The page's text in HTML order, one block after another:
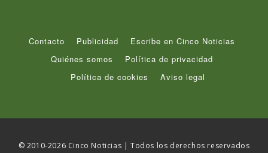
Contacto Publicidad
Escribe en Cinco Noticias
Quiénes somos
Política de privacidad
Política de cookies
Aviso legal
© 2010-2026 Cinco Noticias | Todos los derechos reservados